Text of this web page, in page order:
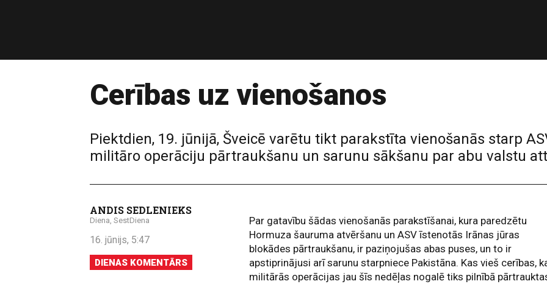
Cerības uz vienošanos
Piektdien, 19. jūnijā, Šveicē varētu tikt parakstīta vienošanās starp
militāro operāciju pārtraukšanu un sarunu sākšanu par abu valstu
ANDIS SEDLENIEKS
Diena, SestDiena
16. jūnijs, 5:47
DIENAS KOMENTĀRS
Par gatavību šādas vienošanās parakstīšanai, kura paredzētu
Hormuza šauruma atvēršanu un ASV īstenotās Irānas jūras
blokādes pārtraukšanu, ir paziņojušas abas puses, un to ir
apstiprinājusi arī sarunu starpniece Pakistāna. Kas vieš cerības,
militārās operācijas jau šīs nedēļas nogalē tiks pilnībā